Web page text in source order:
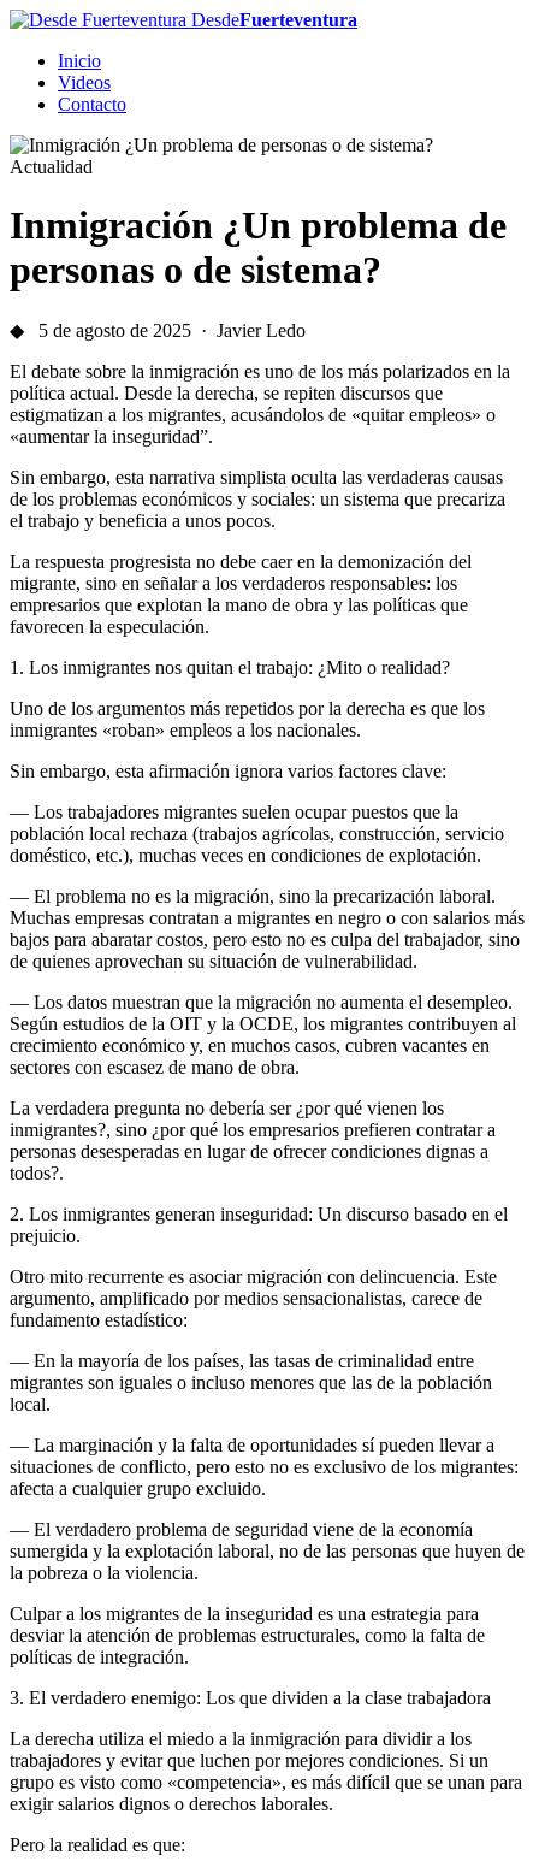
DesdeFuerteventura
Inicio
Videos
Contacto
Actualidad
Inmigración ¿Un problema de
personas o de sistema?
◆ 5 de agosto de 2025 · Javier Ledo
El debate sobre la inmigración es uno de los más polarizados en la
política actual. Desde la derecha, se repiten discursos que
estigmatizan a los migrantes, acusándolos de «quitar empleos» o
«aumentar la inseguridad”.
Sin embargo, esta narrativa simplista oculta las verdaderas causas
de los problemas económicos y sociales: un sistema que precariza
el trabajo y beneficia a unos pocos.
La respuesta progresista no debe caer en la demonización del
migrante, sino en señalar a los verdaderos responsables: los
empresarios que explotan la mano de obra y las políticas que
favorecen la especulación.
1. Los inmigrantes nos quitan el trabajo: ¿Mito o realidad?
Uno de los argumentos más repetidos por la derecha es que los
inmigrantes «roban» empleos a los nacionales.
Sin embargo, esta afirmación ignora varios factores clave:
— Los trabajadores migrantes suelen ocupar puestos que la
población local rechaza (trabajos agrícolas, construcción, servicio
doméstico, etc.), muchas veces en condiciones de explotación.
— El problema no es la migración, sino la precarización laboral.
Muchas empresas contratan a migrantes en negro o con salarios más
bajos para abaratar costos, pero esto no es culpa del trabajador, sino
de quienes aprovechan su situación de vulnerabilidad.
— Los datos muestran que la migración no aumenta el desempleo.
Según estudios de la OIT y la OCDE, los migrantes contribuyen al
crecimiento económico y, en muchos casos, cubren vacantes en
sectores con escasez de mano de obra.
La verdadera pregunta no debería ser ¿por qué vienen los
inmigrantes?, sino ¿por qué los empresarios prefieren contratar a
personas desesperadas en lugar de ofrecer condiciones dignas a
todos?.
2. Los inmigrantes generan inseguridad: Un discurso basado en el
prejuicio.
Otro mito recurrente es asociar migración con delincuencia. Este
argumento, amplificado por medios sensacionalistas, carece de
fundamento estadístico:
— En la mayoría de los países, las tasas de criminalidad entre
migrantes son iguales o incluso menores que las de la población
local.
— La marginación y la falta de oportunidades sí pueden llevar a
situaciones de conflicto, pero esto no es exclusivo de los migrantes:
afecta a cualquier grupo excluido.
— El verdadero problema de seguridad viene de la economía
sumergida y la explotación laboral, no de las personas que huyen de
la pobreza o la violencia.
Culpar a los migrantes de la inseguridad es una estrategia para
desviar la atención de problemas estructurales, como la falta de
políticas de integración.
3. El verdadero enemigo: Los que dividen a la clase trabajadora
La derecha utiliza el miedo a la inmigración para dividir a los
trabajadores y evitar que luchen por mejores condiciones. Si un
grupo es visto como «competencia», es más difícil que se unan para
exigir salarios dignos o derechos laborales.
Pero la realidad es que: